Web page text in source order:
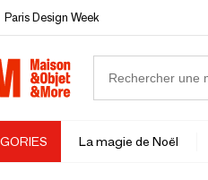
Paris Design Week
La magie de Noël